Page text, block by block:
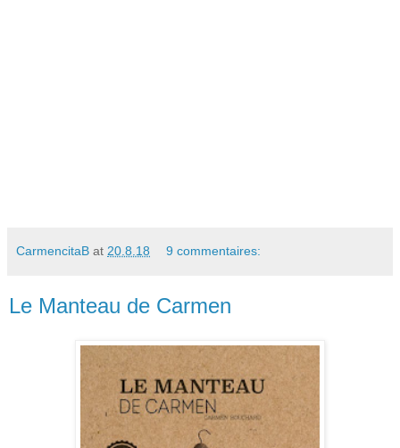
CarmencitaB at 20.8.18 9 commentaires:
Le Manteau de Carmen